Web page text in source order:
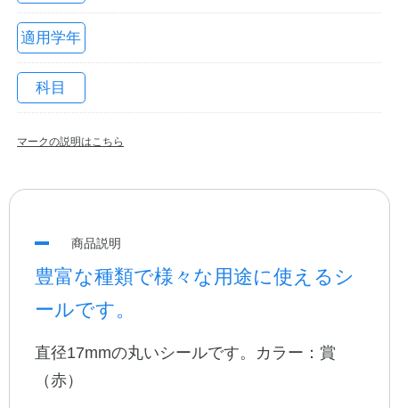
English
法人のお客様へ
OEMご希望の方へ
適用学年
科目
マークの説明はこちら
商品説明
豊富な種類で様々な用途に使えるシ
ールです。
直径17mmの丸いシールです。カラー：賞
（赤）